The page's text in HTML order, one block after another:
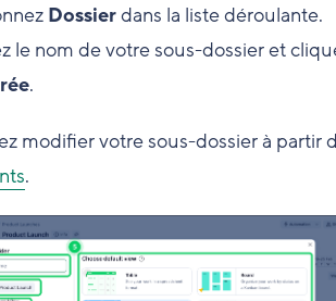
Dossierdans la liste déroulante.
le nom de votre sous-dossier et
.
modifier votre sous-dossier à partir
.